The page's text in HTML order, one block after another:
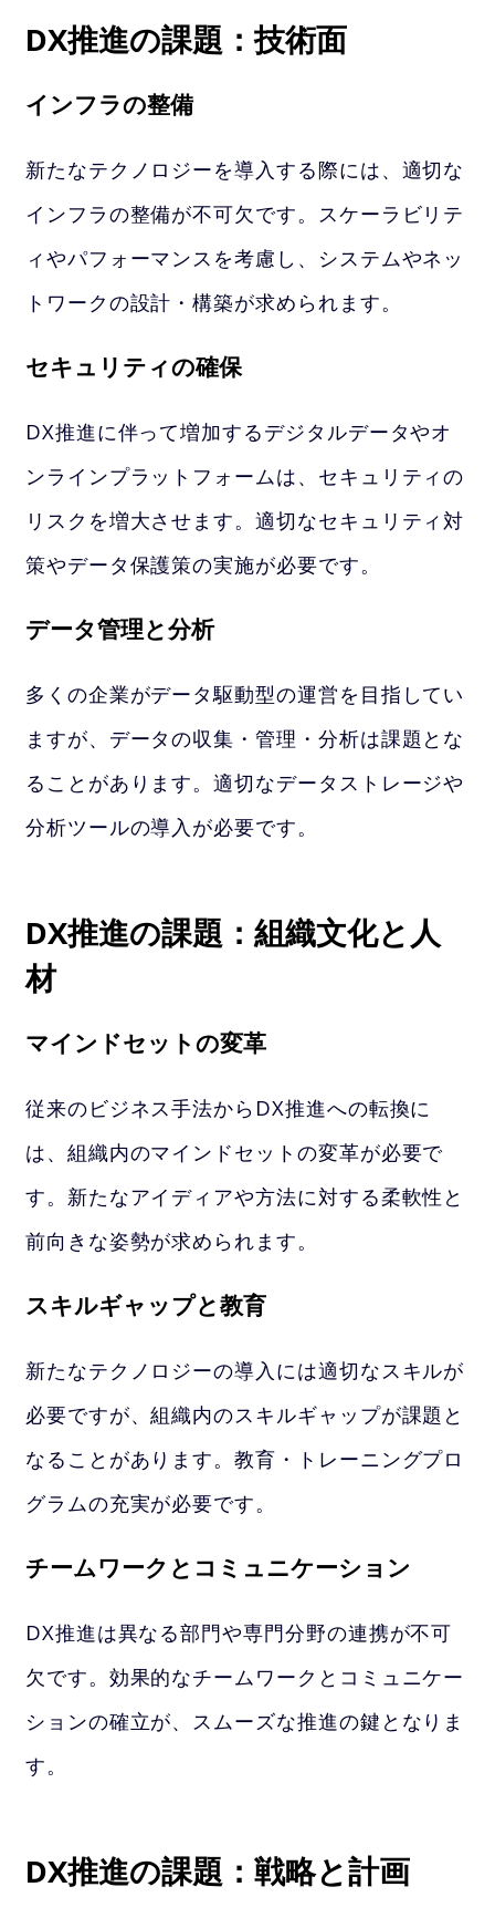
DX推進の課題：技術面
インフラの整備
新たなテクノロジーを導入する際には、適切な
インフラの整備が不可欠です。スケーラビリテ
ィやパフォーマンスを考慮し、システムやネッ
トワークの設計・構築が求められます。
セキュリティの確保
DX推進に伴って増加するデジタルデータやオ
ンラインプラットフォームは、セキュリティの
リスクを増大させます。適切なセキュリティ対
策やデータ保護策の実施が必要です。
データ管理と分析
多くの企業がデータ駆動型の運営を目指してい
ますが、データの収集・管理・分析は課題とな
ることがあります。適切なデータストレージや
分析ツールの導入が必要です。
DX推進の課題：組織文化と人
材
マインドセットの変革
従来のビジネス手法からDX推進への転換に
は、組織内のマインドセットの変革が必要で
す。新たなアイディアや方法に対する柔軟性と
前向きな姿勢が求められます。
スキルギャップと教育
新たなテクノロジーの導入には適切なスキルが
必要ですが、組織内のスキルギャップが課題と
なることがあります。教育・トレーニングプロ
グラムの充実が必要です。
チームワークとコミュニケーション
DX推進は異なる部門や専門分野の連携が不可
欠です。効果的なチームワークとコミュニケー
ションの確立が、スムーズな推進の鍵となりま
す。
DX推進の課題：戦略と計画